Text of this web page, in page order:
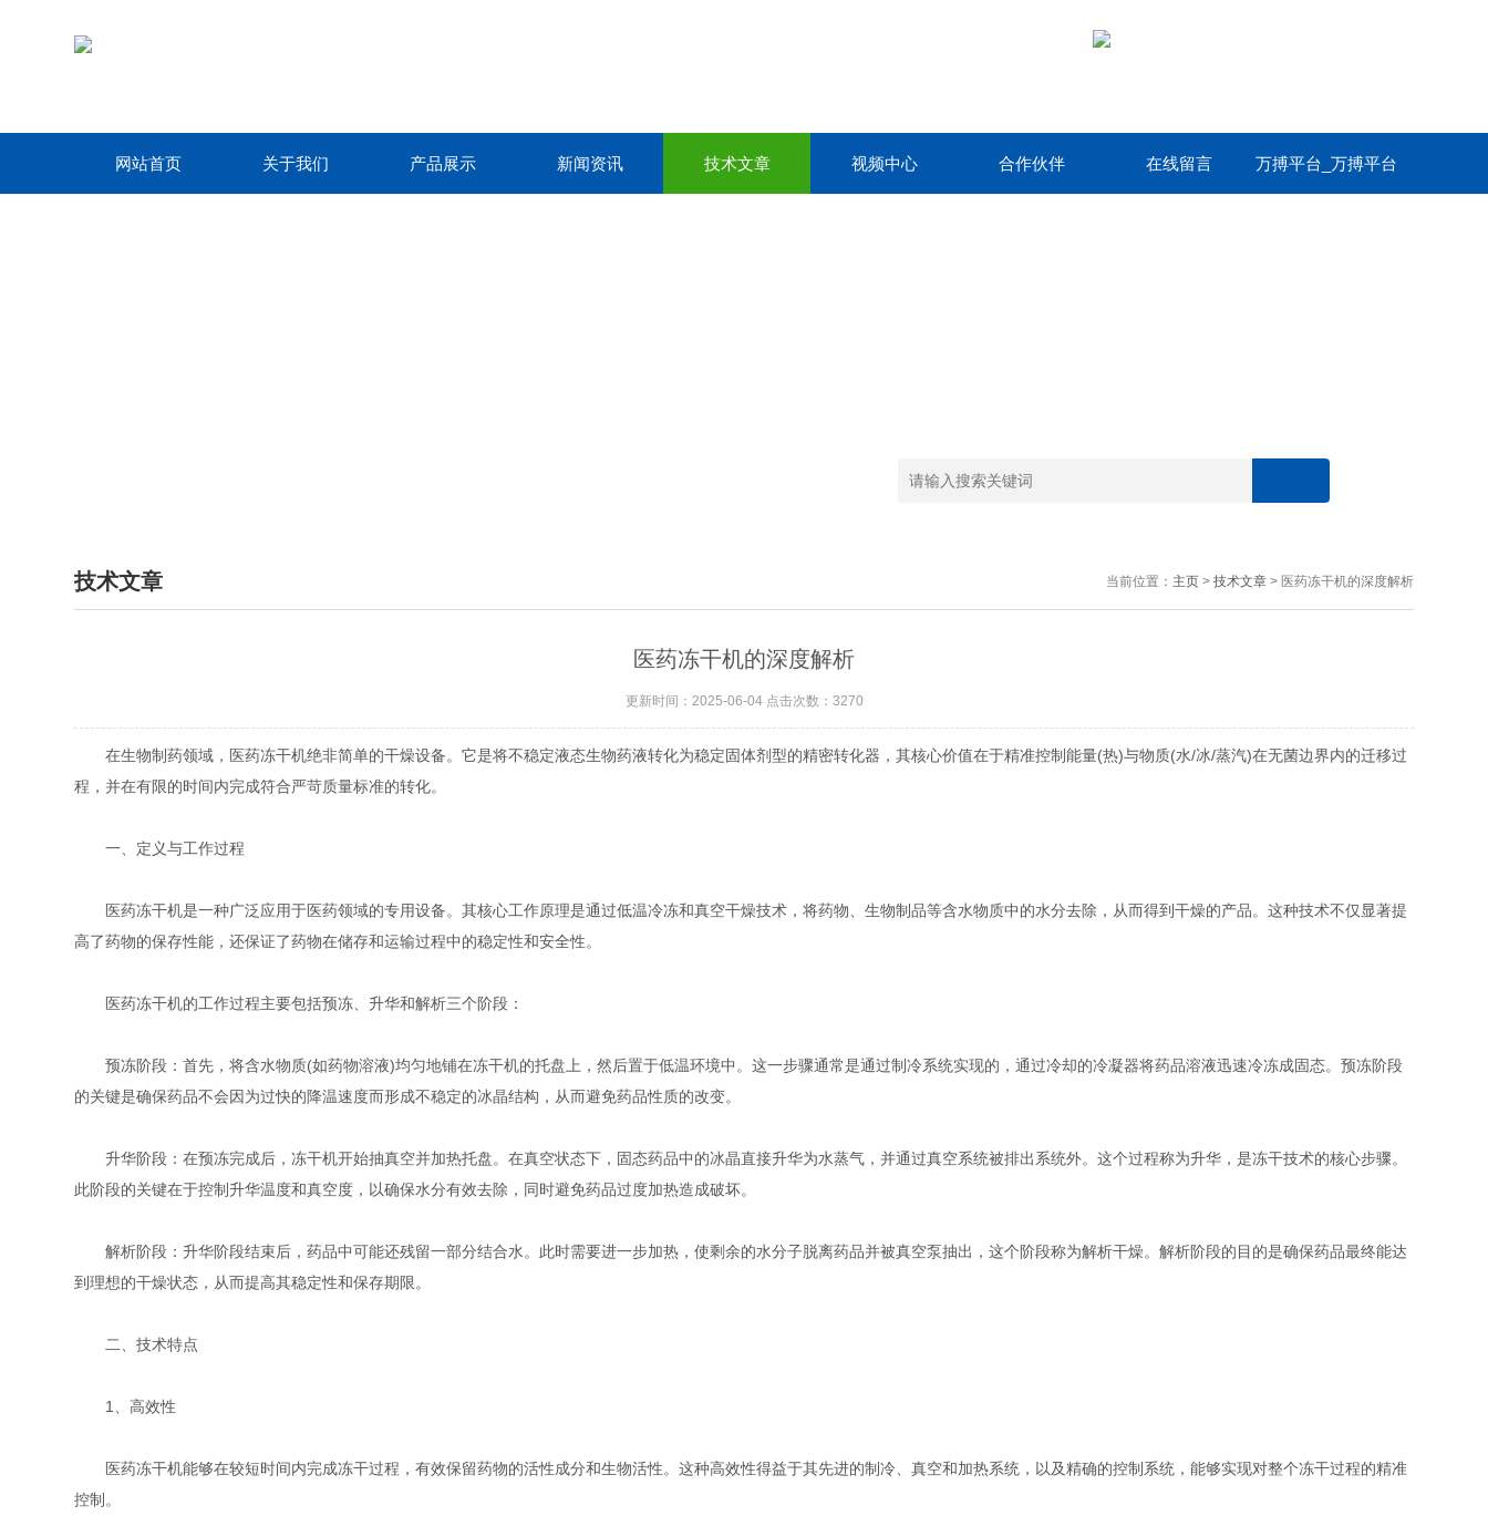
网站首页 关于我们 产品展示 新闻资讯 技术文章 视频中心 合作伙伴 在线留言 万搏平台_万搏平台
技术文章 当前位置： 主页> 技术文章> 医药冻干机的深度解析
医药冻干机的深度解析
更新时间：2025-06-04 点击次数：3270
在生物制药领域，医药冻干机绝非简单的干燥设备。它是​​将不稳定液态生物药液转化为稳定固体剂型的精密转化器​​，其核心价值在于​​精准控制能量(热)与物质(水/冰/蒸汽)在无菌边界内的迁移过
程，并在有限的时间内完成符合严苛质量标准的转化​​。
一、定义与工作过程
医药冻干机是一种广泛应用于医药领域的专用设备。其核心工作原理是通过低温冷冻和真空干燥技术，将药物、生物制品等含水物质中的水分去除，从而得到干燥的产品。这种技术不仅显著提
高了药物的保存性能，还保证了药物在储存和运输过程中的稳定性和安全性。
医药冻干机的工作过程主要包括预冻、升华和解析三个阶段：
预冻阶段：首先，将含水物质(如药物溶液)均匀地铺在冻干机的托盘上，然后置于低温环境中。这一步骤通常是通过制冷系统实现的，通过冷却的冷凝器将药品溶液迅速冷冻成固态。预冻阶段
的关键是确保药品不会因为过快的降温速度而形成不稳定的冰晶结构，从而避免药品性质的改变。
升华阶段：在预冻完成后，冻干机开始抽真空并加热托盘。在真空状态下，固态药品中的冰晶直接升华为水蒸气，并通过真空系统被排出系统外。这个过程称为升华，是冻干技术的核心步骤。
此阶段的关键在于控制升华温度和真空度，以确保水分有效去除，同时避免药品过度加热造成破坏。
解析阶段：升华阶段结束后，药品中可能还残留一部分结合水。此时需要进一步加热，使剩余的水分子脱离药品并被真空泵抽出，这个阶段称为解析干燥。解析阶段的目的是确保药品最终能达
到理想的干燥状态，从而提高其稳定性和保存期限。
二、技术特点
1、高效性
医药冻干机能够在较短时间内完成冻干过程，有效保留药物的活性成分和生物活性。这种高效性得益于其先进的制冷、真空和加热系统，以及精确的控制系统，能够实现对整个冻干过程的精准
控制。